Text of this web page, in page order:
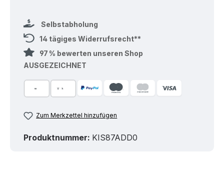
Selbstabholung
14 tägiges Widerrufsrecht**
97 % bewerten unseren Shop
AUSGEZEICHNET
Zum Merkzettel hinzufügen
Produktnummer: KIS87ADD0